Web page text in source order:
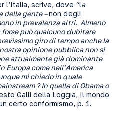
l’Italia, scrive, dove “la
della gente –non degli
in prevalenza altri. Almeno
può qualcuno dubitare
giro di tempo anche la
opinione pubblica non si
attualmente già dominante
Europa come nell’America
mi chiedo in quale
? In quella di Obama o
Galli della Loggia, Il mondo
certo conformismo, p. 1.